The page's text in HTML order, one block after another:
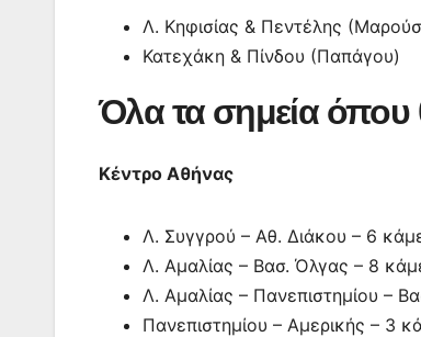
Λ. Κηφισίας & Πεντέλης
Κατεχάκη & Πίνδου (Παπάγου)
Όλα τα σημεία όπου
Κέντρο Αθήνας
Λ. Συγγρού – Αθ. Διάκου – 6
Λ. Αμαλίας – Βασ. Όλγας – 8
Λ. Αμαλίας – Πανεπιστημίου –
Πανεπιστημίου – Αμερικής – 3